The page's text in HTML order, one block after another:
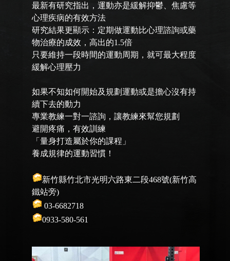
最新有研究指出，運動亦是緩解抑鬱、焦慮等
心理疾病的有效方法
研究結果更顯示：定期做運動比心理諮詢或藥
物治療的成效，高出的1.5倍
只要維持一段時間的運動周期，就可最大程度
緩解心理壓力
如果不知如何開始及規劃運動或是擔心沒有持
續下去的動力
專業教練一對一諮詢，讓教練來幫您規劃
避開疼痛，有效訓練
「量身打造屬於你的課程」
養成規律的運動習慣！
新竹縣竹北市光明六路東二段468號(新竹高
鐵站旁)
03-6682718
0933-580-561